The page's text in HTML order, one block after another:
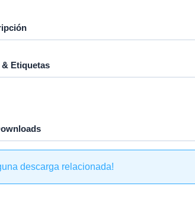
Etiquetas
descarga relacionada!